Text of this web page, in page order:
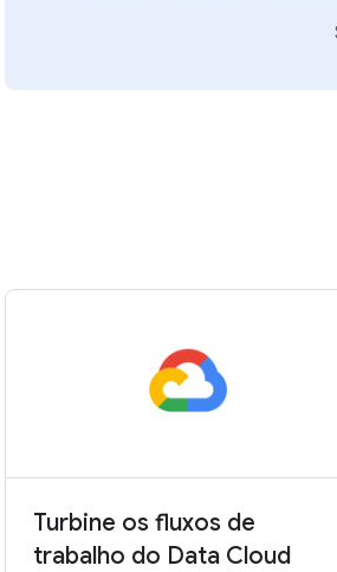
Turbine os fluxos de
trabalho do Data Cloud